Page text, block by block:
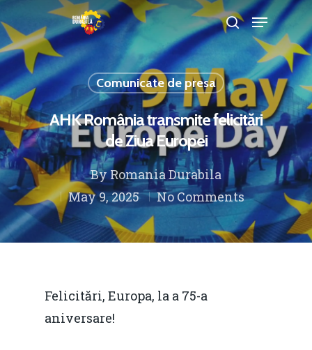
Hit enter to search or ESC to close
Comunicate de presa
AHK România transmite felicitări
de Ziua Europei
ByRomania Durabila
May 9, 2025
No Comments
Felicitări, Europa, la a 75-a
aniversare!